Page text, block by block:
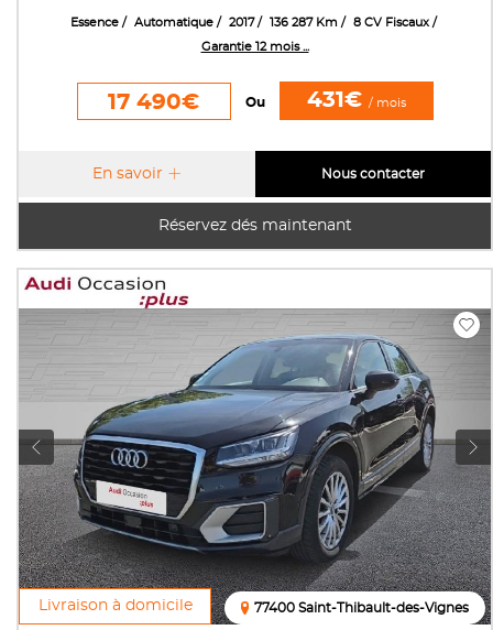
Essence Automatique 2017 136 287 Km
8 CV Fiscaux
Garantie 12 mois ...
17 490€ Ou 431€ / mois
Réservez dés maintenant
En savoir Nous contacter
Livraison à domicile 77400 Saint-Thibault-des-Vignes